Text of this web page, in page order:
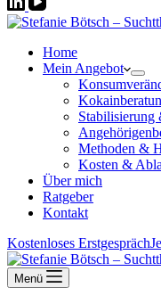
Home
Mein Angebot
Stabilisierung
Methoden &
Kosten &
Über mich
Ratgeber
Kontakt
Kostenloses Erstgespräch
Menü